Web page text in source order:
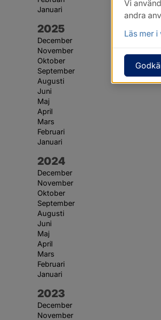
Januari
År:
2025
December
November
Oktober
September
Augusti
Juni
Maj
April
Mars
Februari
Januari
År:
2024
December
November
Oktober
September
Augusti
Juni
Maj
April
Mars
Februari
Januari
År:
2023
December
November
Vi
andra
Läs mer